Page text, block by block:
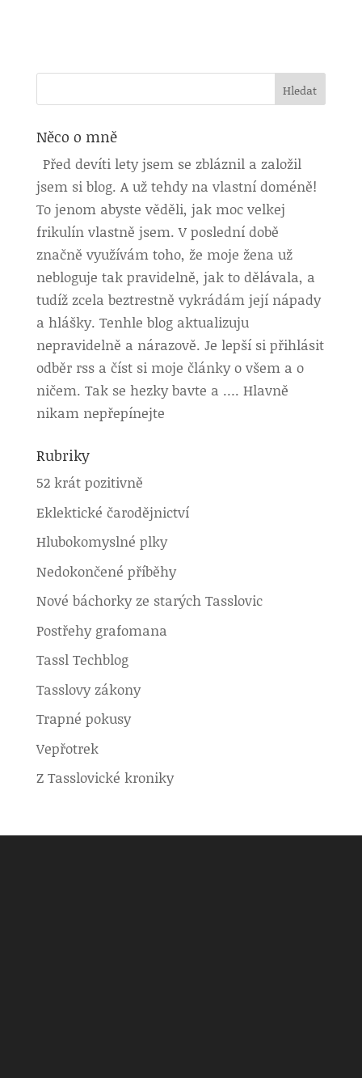
Něco o mně
Před devíti lety jsem se zbláznil a založil
jsem si blog. A už tehdy na vlastní doméně!
To jenom abyste věděli, jak moc velkej
frikulín vlastně jsem. V poslední době
značně využívám toho, že moje žena už
nebloguje tak pravidelně, jak to dělávala, a
tudíž zcela beztrestně vykrádám její nápady
a hlášky. Tenhle blog aktualizuju
nepravidelně a nárazově. Je lepší si přihlásit
odběr rss a číst si moje články o všem a o
ničem. Tak se hezky bavte a …. Hlavně
nikam nepřepínejte
Rubriky
52 krát pozitivně
Eklektické čarodějnictví
Hlubokomyslné plky
Nedokončené příběhy
Nové báchorky ze starých Tasslovic
Postřehy grafomana
Tassl Techblog
Tasslovy zákony
Trapné pokusy
Vepřotrek
Z Tasslovické kroniky